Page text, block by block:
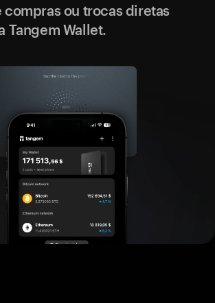
compras ou trocas diretas
Tangem Wallet.